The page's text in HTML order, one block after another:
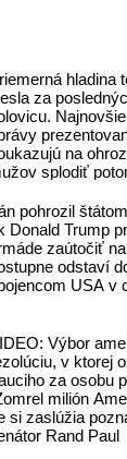
hladina
za
na
splodiť
pohrozil
Donald Trump
zaútočiť
odstaví
USA v
Výbor
v ktorej
za osobu
milión
si zaslúžia
Rand Paul